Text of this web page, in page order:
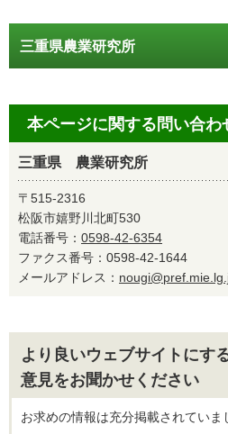
三重県農業研究所
本ページに関する問い合わ
三重県 農業研究所
〒515-2316
松阪市嬉野川北町530
電話番号： 0598-42-6354
ファクス番号：0598-42-1644
メールアドレス：
より良いウェブサイトにす
意見をお聞かせください
お求めの情報は充分掲載されていま